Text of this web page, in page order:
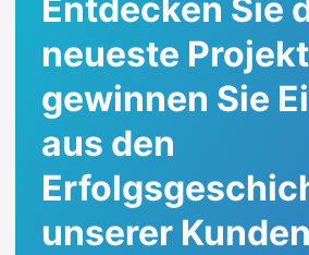
Karriere
Kontakt
Entdecken Sie
neueste
gewinnen Sie
aus den
unserer